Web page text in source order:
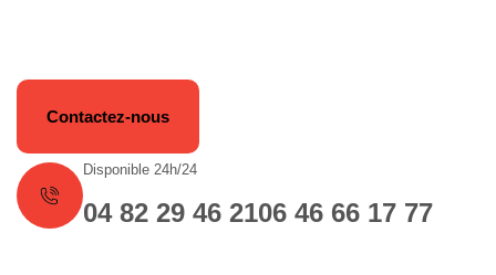
Contactez-nous
Disponible 24h/24
04 82 29 46 2106 46 66 17 77